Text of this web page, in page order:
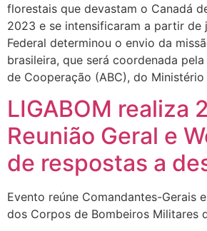
florestais que devastam o Canadá
2023 e se intensificaram a partir de
Federal determinou o envio da
brasileira, que será coordenada
de Cooperação (ABC), do
LIGABOM realiza
Reunião Geral e
de respostas a
Evento reúne Comandantes-Gerais
dos Corpos de Bombeiros Militares